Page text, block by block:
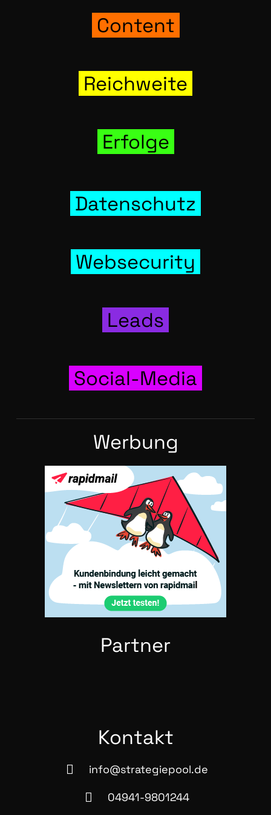
Con­tent
Reich­wei­te
Erfol­ge
Daten­schutz
Web­se­cu­ri­ty
Leads
Social-Media
Wer­bung
Part­ner
Kon­takt
info@strategiepool.de
04941-9801244